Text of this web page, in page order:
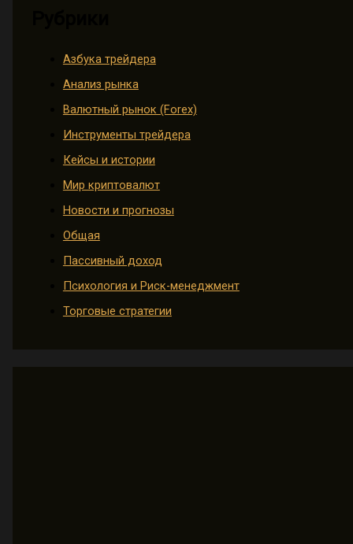
Азбука трейдера
Анализ рынка
Валютный рынок (Forex)
Инструменты трейдера
Кейсы и истории
Мир криптовалют
Новости и прогнозы
Общая
Пассивный доход
Психология и Риск-менеджмент
Торговые стратегии